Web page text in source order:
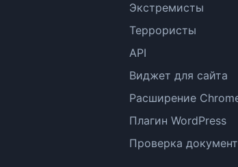
Экстремисты
Террористы
API
Виджет для сайта
Расширение
Плагин WordPress
Проверка